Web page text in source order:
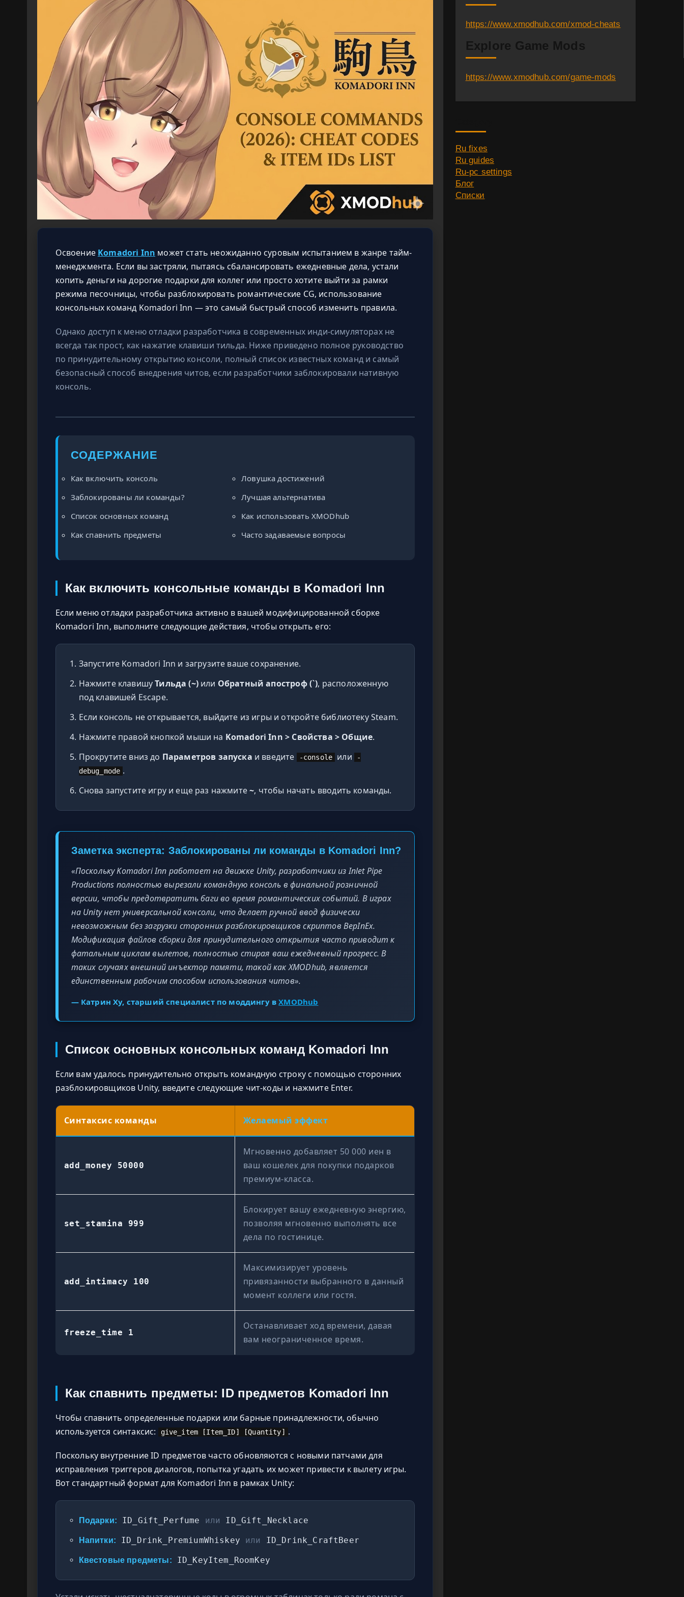
Освоение Komadori Inn может стать неожиданно суровым испытанием в жанре тайм-
менеджмента. Если вы застряли, пытаясь сбалансировать ежедневные дела, устали
копить деньги на дорогие подарки для коллег или просто хотите выйти за рамки
режима песочницы, чтобы разблокировать романтические CG, использование
консольных команд Komadori Inn — это самый быстрый способ изменить правила.
Однако доступ к меню отладки разработчика в современных инди-симуляторах не
всегда так прост, как нажатие клавиши тильда. Ниже приведено полное руководство
по принудительному открытию консоли, полный список известных команд и самый
безопасный способ внедрения читов, если разработчики заблокировали нативную
консоль.
СОДЕРЖАНИЕ
Как включить консоль
Заблокированы ли команды?
Список основных команд
Как спавнить предметы
Ловушка достижений
Лучшая альтернатива
Как использовать XMODhub
Часто задаваемые вопросы
Как включить консольные команды в Komadori Inn
Если меню отладки разработчика активно в вашей модифицированной сборке
Komadori Inn, выполните следующие действия, чтобы открыть его:
Запустите Komadori Inn и загрузите ваше сохранение.
Нажмите клавишуТильда (~)или Обратный апостроф (`), расположенную
под клавишей Escape.
Если консоль не открывается, выйдите из игры и откройте библиотеку Steam.
Нажмите правой кнопкой мыши на Komadori Inn > Свойства > Общие.
Прокрутите вниз до Параметров запуска и введите -console или
-
debug_mode .
Снова запустите игру и еще раз нажмите~, чтобы начать вводить команды.
Заметка эксперта: Заблокированы ли команды в Komadori Inn?
«Поскольку Komadori Inn работает на движке Unity, разработчики из Inlet Pipe
Productions полностью вырезали командную консоль в финальной розничной
версии, чтобы предотвратить баги во время романтических событий. В играх
на Unity нет универсальной консоли, что делает ручной ввод физически
невозможным без загрузки сторонних разблокировщиков скриптов BepInEx.
Модификация файлов сборки для принудительного открытия часто приводит к
фатальным циклам вылетов, полностью стирая ваш ежедневный прогресс. В
таких случаях внешний инъектор памяти, такой как XMODhub, является
единственным рабочим способом использования читов».
— Катрин Ху, старший специалист по моддингу вXMODhub
Список основных консольных команд Komadori Inn
Если вам удалось принудительно открыть командную строку с помощью сторонних
разблокировщиков Unity, введите следующие чит-коды и нажмите Enter.
Синтаксис команды Желаемый эффект
add_money 50000
Мгновенно добавляет 50 000 иен в
ваш кошелек для покупки подарков
премиум-класса.
set_stamina 999
Блокирует вашу ежедневную энергию,
позволяя мгновенно выполнять все
дела по гостинице.
add_intimacy 100
Максимизирует уровень
привязанности выбранного в данный
момент коллеги или гостя.
freeze_time 1
Останавливает ход времени, давая
вам неограниченное время.
Как спавнить предметы: ID предметов Komadori Inn
Чтобы спавнить определенные подарки или барные принадлежности, обычно
используется синтаксис:
give_item [Item_ID] [Quantity] .
Поскольку внутренние ID предметов часто обновляются с новыми патчами для
исправления триггеров диалогов, попытка угадать их может привести к вылету игры.
Вот стандартный формат для Komadori Inn в рамках Unity:
Подарки: ID_Gift_Perfume или ID_Gift_Necklace
Напитки: ID_Drink_PremiumWhiskey или ID_Drink_CraftBeer
Квестовые предметы: ID_KeyItem_RoomKey
https://www.xmodhub.com/xmod-cheats
Explore Game Mods
https://www.xmodhub.com/game-mods
Ru fixes
Ru guides
Ru-pc settings
Блог
Списки